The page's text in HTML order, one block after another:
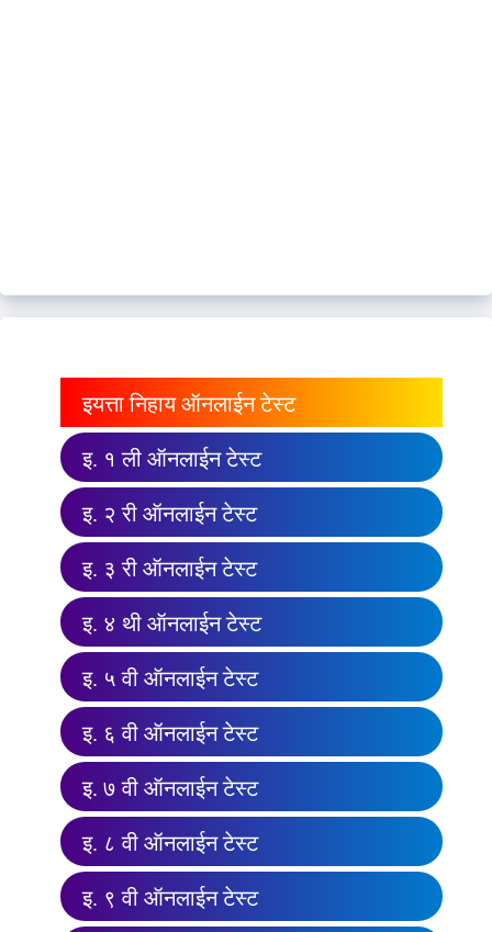
इयत्ता निहाय ऑनलाईन टेस्ट
इ. १ ली ऑनलाईन टेस्ट
इ. २ री ऑनलाईन टेस्ट
इ. ३ री ऑनलाईन टेस्ट
इ. ४ थी ऑनलाईन टेस्ट
इ. ५ वी ऑनलाईन टेस्ट
इ. ६ वी ऑनलाईन टेस्ट
इ. ७ वी ऑनलाईन टेस्ट
इ. ८ वी ऑनलाईन टेस्ट
इ. ९ वी ऑनलाईन टेस्ट